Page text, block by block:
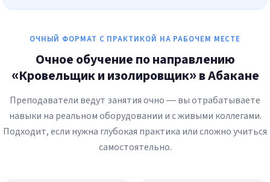
ОЧНЫЙ ФОРМАТ С ПРАКТИКОЙ НА РАБОЧЕМ МЕСТЕ
Очное обучение по направлению
«Кровельщик и изолировщик» в Абакане
Преподаватели ведут занятия очно — вы отрабатываете
навыки на реальном оборудовании и с живыми коллегами.
Подходит, если нужна глубокая практика или сложно учиться
самостоятельно.